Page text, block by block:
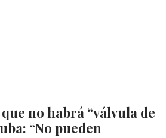
no habrá “válvula de
“No pueden